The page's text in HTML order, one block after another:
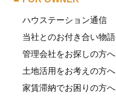
ハウステーション通信
当社とのお付き合い物語
管理会社をお探しの方へ
土地活用をお考えの方へ
家賃滞納でお困りの方へ